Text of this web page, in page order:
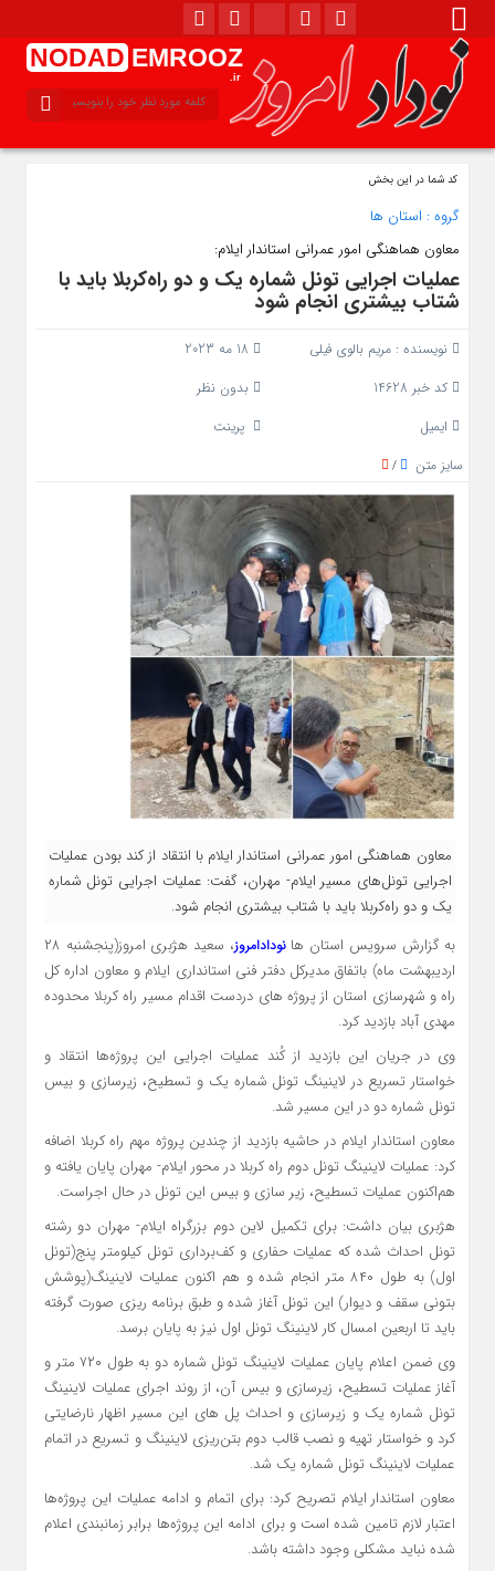
NODAD EMROOZ
.ir
کد شما در این بخش
گروه : استان ها
معاون هماهنگی امور عمرانی استاندار ایلام:
عملیات اجرایی تونل شماره یک و دو راه‌کربلا باید با
شتاب بیشتری انجام شود
نویسنده : مریم بالوی فیلی
کد خبر 14628
بدون نظر
ایمیل
پرینت
سایز متن
/
معاون هماهنگی امور عمرانی استاندار ایلام با انتقاد از کند بودن عملیات
اجرایی تونل‌های مسیر ایلام- مهران، گفت: عملیات اجرایی تونل شماره
یک و دو راه‌کربلا باید با شتاب بیشتری انجام شود.
به گزارش سرویس استان هانودادامروز
، سعید هژبری امروز(پنجشنبه ۲۸
اردیبهشت ماه) باتفاق مدیرکل دفتر فنی استانداری ایلام و معاون اداره کل
راه و شهرسازی استان از پروژه های دردست اقدام مسیر راه کربلا محدوده
مهدی آباد بازدید کرد.
وی در جریان این بازدید از کُند عملیات اجرایی این پروژه‌ها انتقاد و
خواستار تسریع در لاینینگ تونل شماره یک و تسطیح، زیرسازی و بیس
تونل شماره دو در این مسیر شد.
معاون استاندار ایلام در حاشیه بازدید از چندین پروژه مهم راه کربلا اضافه
کرد: عملیات لاینینگ تونل دوم راه کربلا در محور ایلام- مهران پایان یافته و
هم‌اکنون عملیات تسطیح، زیر سازی و بیس این تونل در حال اجراست.
هژبری بیان داشت: برای تکمیل لاین دوم بزرگراه ایلام- مهران دو رشته
تونل احداث شده که عملیات حفاری و کف‌برداری تونل کیلومتر پنج(تونل
اول) به طول ۸۴۰ متر انجام شده و هم اکنون عملیات لاینینگ(پوشش
بتونی سقف و دیوار) این تونل آغاز شده و طبق برنامه ریزی صورت گرفته
باید تا اربعین امسال کار لاینینگ تونل اول نیز به پایان برسد.
وی ضمن اعلام پایان عملیات لاینینگ تونل شماره دو به طول ۷۲۰ متر و
آغاز عملیات تسطیح، زیرسازی و بیس آن، از روند اجرای عملیات لاینینگ
تونل شماره یک و زیرسازی و احداث پل های این مسیر اظهار نارضایتی
کرد و خواستار تهیه و نصب قالب دوم بتن‌ریزی لاینینگ و تسریع در اتمام
عملیات لاینینگ تونل شماره یک شد.
معاون استاندار ایلام تصریح کرد: برای اتمام و ادامه عملیات این پروژه‌ها
اعتبار لازم تامین شده است و برای ادامه این پروژه‌ها برابر زمانبندی اعلام
شده نباید مشکلی وجود داشته باشد.